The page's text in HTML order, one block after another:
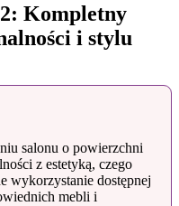
Kompletny
i stylu
salonu o powierzchni
z estetyką, czego
wykorzystanie dostępnej
mebli i